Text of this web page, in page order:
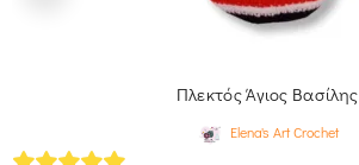
Πλεκτός Άγιος Βασίλης
Elena's Art Crochet